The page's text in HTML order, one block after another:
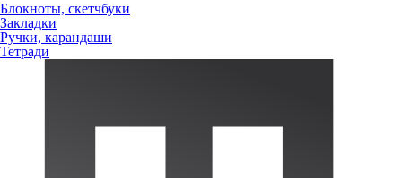
Блокноты, скетчбуки
Закладки
Ручки, карандаши
Тетради